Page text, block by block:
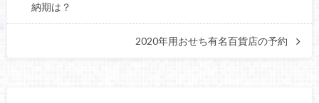
納期は？
2020年用おせち有名百貨店の予約